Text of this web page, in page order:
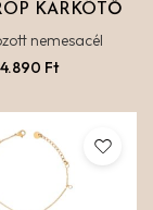
KARKÖTŐ
nemesacél
Ft